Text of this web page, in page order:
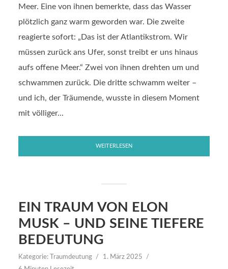
Meer. Eine von ihnen bemerkte, dass das Wasser
plötzlich ganz warm geworden war. Die zweite
reagierte sofort: „Das ist der Atlantikstrom. Wir
müssen zurück ans Ufer, sonst treibt er uns hinaus
aufs offene Meer.“ Zwei von ihnen drehten um und
schwammen zurück. Die dritte schwamm weiter –
und ich, der Träumende, wusste in diesem Moment
mit völliger...
WEITERLESEN
EIN TRAUM VON ELON
MUSK – UND SEINE TIEFERE
BEDEUTUNG
Kategorie: Traumdeutung
1. März 2025